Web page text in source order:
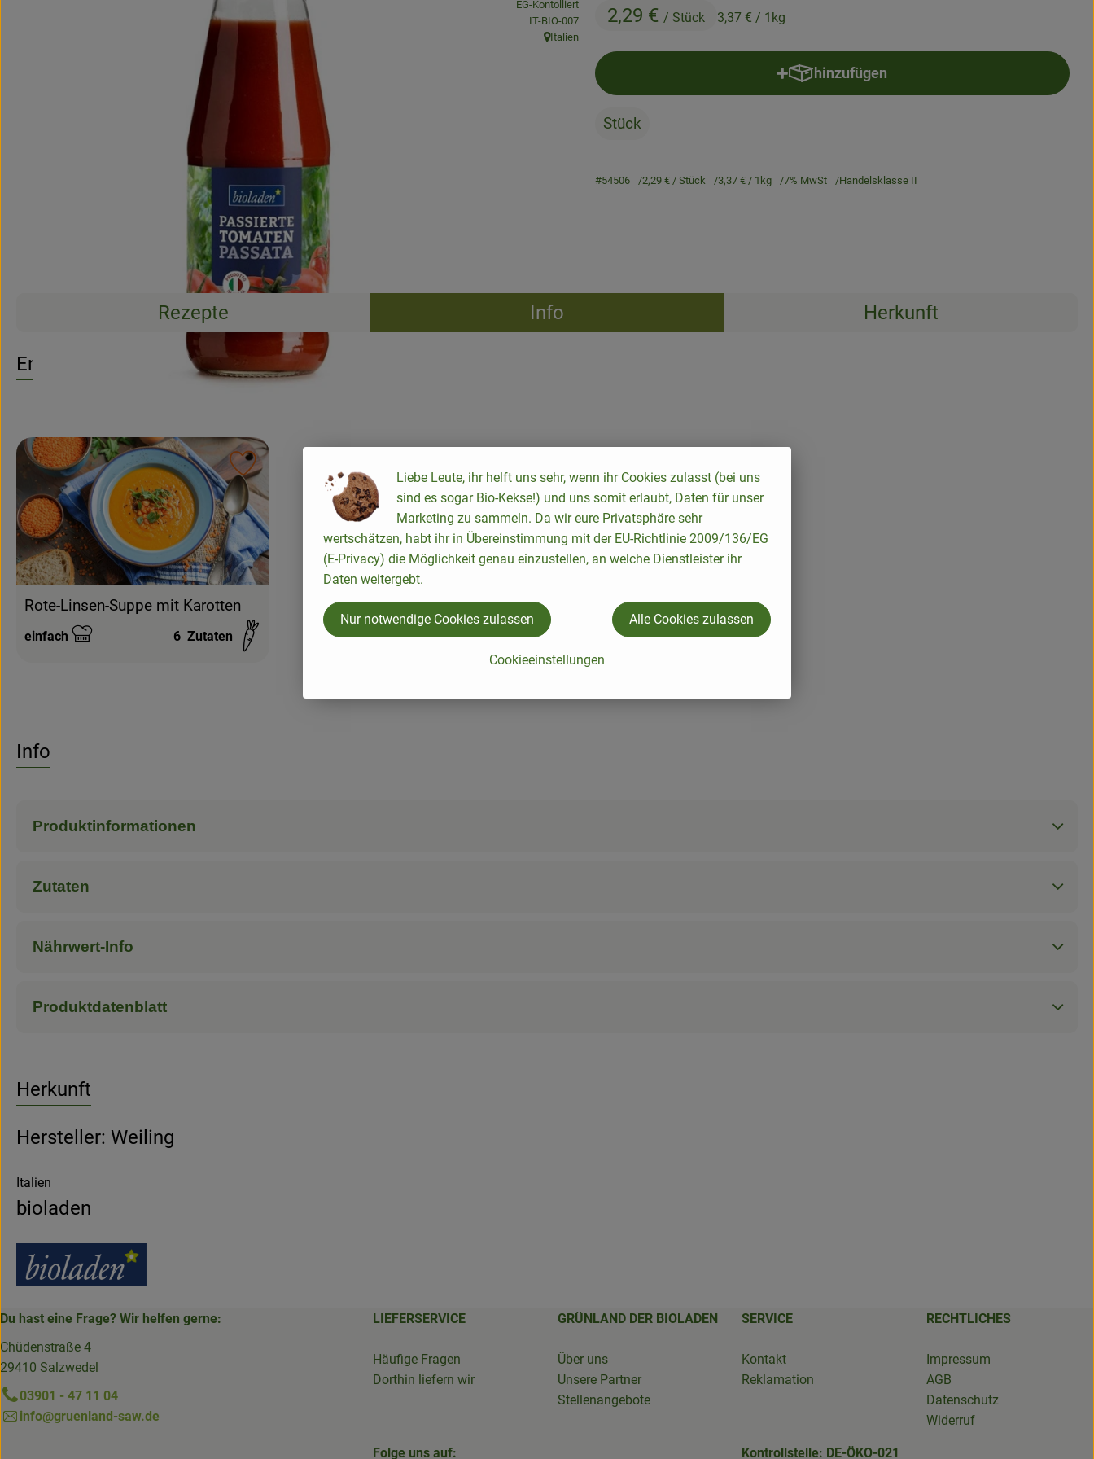
2,29 € / Stück 3,37 € / 1kg
EG-Kontolliert
, Kontrollstelle:
IT-BIO-007
, Herkunft:
Italien
hinzufügen
Produkt zum Warenkorb hinzufügen
Stück
#54506 2,29 € / Stück 3,37 € / 1kg 7% MwSt Handelsklasse II
Rezepte Info Herkunft
Entdecke passende Rezepte
Rote-Linsen-Suppe mit Karotten
Schwierigkeit:
einfach 6 Zutaten
Rezept zu Favouriten hinzufügen
Info
Produktinformationen
Zutaten
Nährwert-Info
Produktdatenblatt
Herkunft
Hersteller: Weiling
Italien
bioladen
Du hast eine Frage? Wir helfen gerne:
Chüdenstraße 4
29410 Salzwedel
03901 - 47 11 04
info@gruenland-saw.de
LIEFERSERVICE
Häufige Fragen
Dorthin liefern wir
GRÜNLAND DER BIOLADEN
Über uns
Unsere Partner
Stellenangebote
SERVICE
Kontakt
Reklamation
RECHTLICHES
Impressum
AGB
Datenschutz
Widerruf
Folge uns auf: Kontrollstelle: DE-ÖKO-021
Liebe Leute, ihr helft uns sehr, wenn ihr Cookies zulasst (bei uns
sind es sogar Bio-Kekse!) und uns somit erlaubt, Daten für unser
Marketing zu sammeln. Da wir eure Privatsphäre sehr
wertschätzen, habt ihr in Übereinstimmung mit der EU-Richtlinie 2009/136/EG
(E-Privacy) die Möglichkeit genau einzustellen, an welche Dienstleister ihr
Daten weitergebt.
Cookieeinstellungen
Nur notwendige Cookies zulassen Alle Cookies zulassen